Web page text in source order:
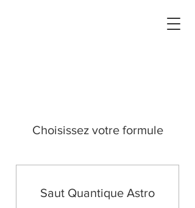
Choisissez votre formule
Saut Quantique Astro